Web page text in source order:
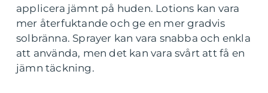
applicera jämnt på huden. Lotions kan vara
mer återfuktande och ge en mer gradvis
solbränna. Sprayer kan vara snabba och enkla
att använda, men det kan vara svårt att få en
jämn täckning.